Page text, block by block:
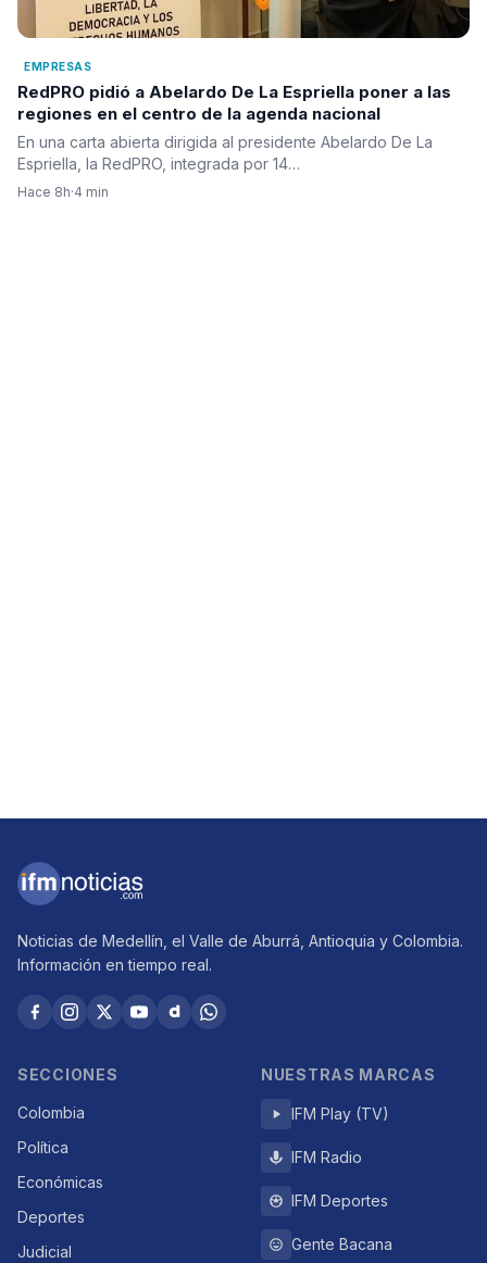
EMPRESAS
RedPRO pidió a Abelardo De La Espriella poner a las
regiones en el centro de la agenda nacional
En una carta abierta dirigida al presidente Abelardo De La
Espriella, la RedPRO, integrada por 14…
Hace 8h·4 min
Noticias de Medellín, el Valle de Aburrá, Antioquia y Colombia.
Información en tiempo real.
SECCIONES
Colombia
Política
Económicas
Deportes
Judicial
NUESTRAS MARCAS
IFM Play (TV)
IFM Radio
IFM Deportes
Gente Bacana